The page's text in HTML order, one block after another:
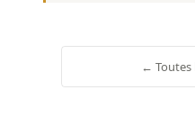
← Toutes